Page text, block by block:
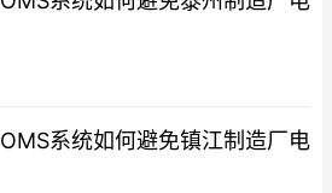
系统如何避免镇江制造厂电